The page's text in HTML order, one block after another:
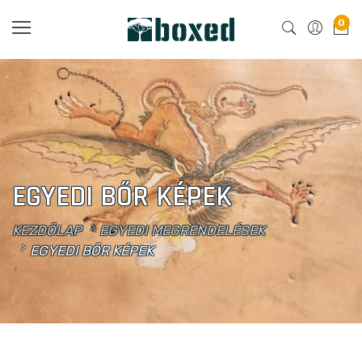
0
EGYEDI BŐR KÉPEK
KEZDŐLAP
EGYEDI MEGRENDELÉSEK
EGYEDI BŐR KÉPEK